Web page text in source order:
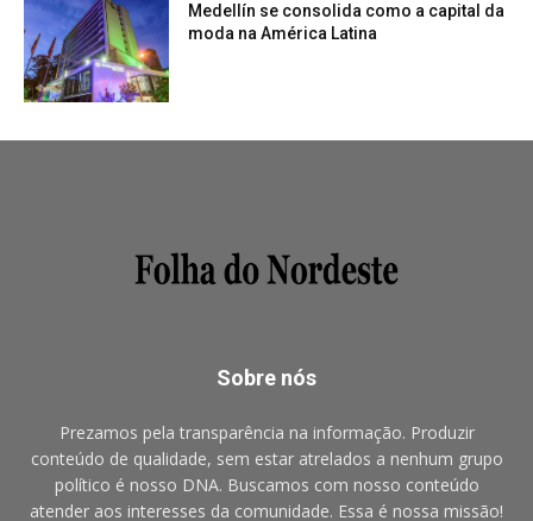
Medellín se consolida como a capital da
moda na América Latina
Sobre nós
Prezamos pela transparência na informação. Produzir
conteúdo de qualidade, sem estar atrelados a nenhum grupo
político é nosso DNA. Buscamos com nosso conteúdo
atender aos interesses da comunidade. Essa é nossa missão!